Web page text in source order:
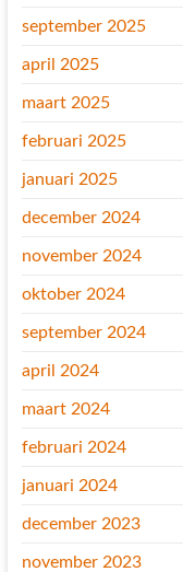
september 2025
april 2025
maart 2025
februari 2025
januari 2025
december 2024
november 2024
oktober 2024
september 2024
april 2024
maart 2024
februari 2024
januari 2024
december 2023
november 2023